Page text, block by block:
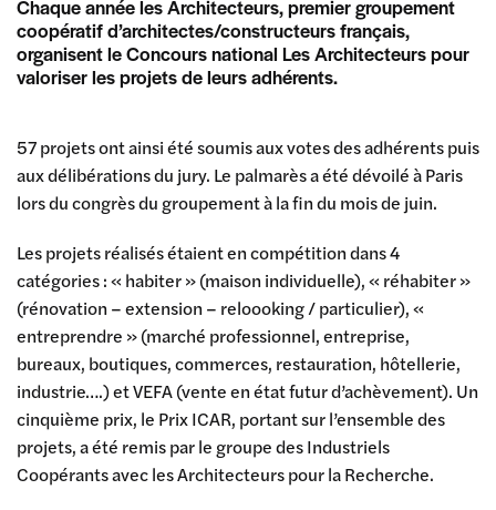
Chaque année les Architecteurs, premier groupement
coopératif d’architectes/constructeurs français,
organisent le Concours national Les Architecteurs pour
valoriser les projets de leurs adhérents.
57 projets ont ainsi été soumis aux votes des adhérents puis
aux délibérations du jury. Le palmarès a été dévoilé à Paris
lors du congrès du groupement à la fin du mois de juin.
Les projets réalisés étaient en compétition dans 4
catégories : « habiter » (maison individuelle), « réhabiter »
(rénovation – extension – reloooking / particulier), «
entreprendre » (marché professionnel, entreprise,
bureaux, boutiques, commerces, restauration, hôtellerie,
industrie….) et VEFA (vente en état futur d’achèvement). Un
cinquième prix, le Prix ICAR, portant sur l’ensemble des
projets, a été remis par le groupe des Industriels
Coopérants avec les Architecteurs pour la Recherche.